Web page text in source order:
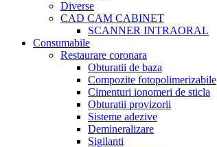
Diverse
CAD CAM CABINET
SCANNER INTRAORAL
Consumabile
Restaurare coronara
Obturatii de baza
Compozite fotopolimerizabile
Cimenturi ionomeri de sticla
Obturatii provizorii
Sisteme adezive
Demineralizare
Sigilanti